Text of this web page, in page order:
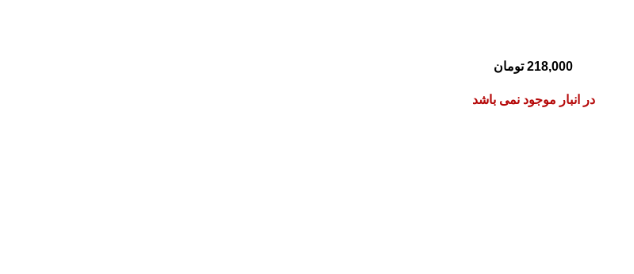
218,000 تومان
در انبار موجود نمی باشد